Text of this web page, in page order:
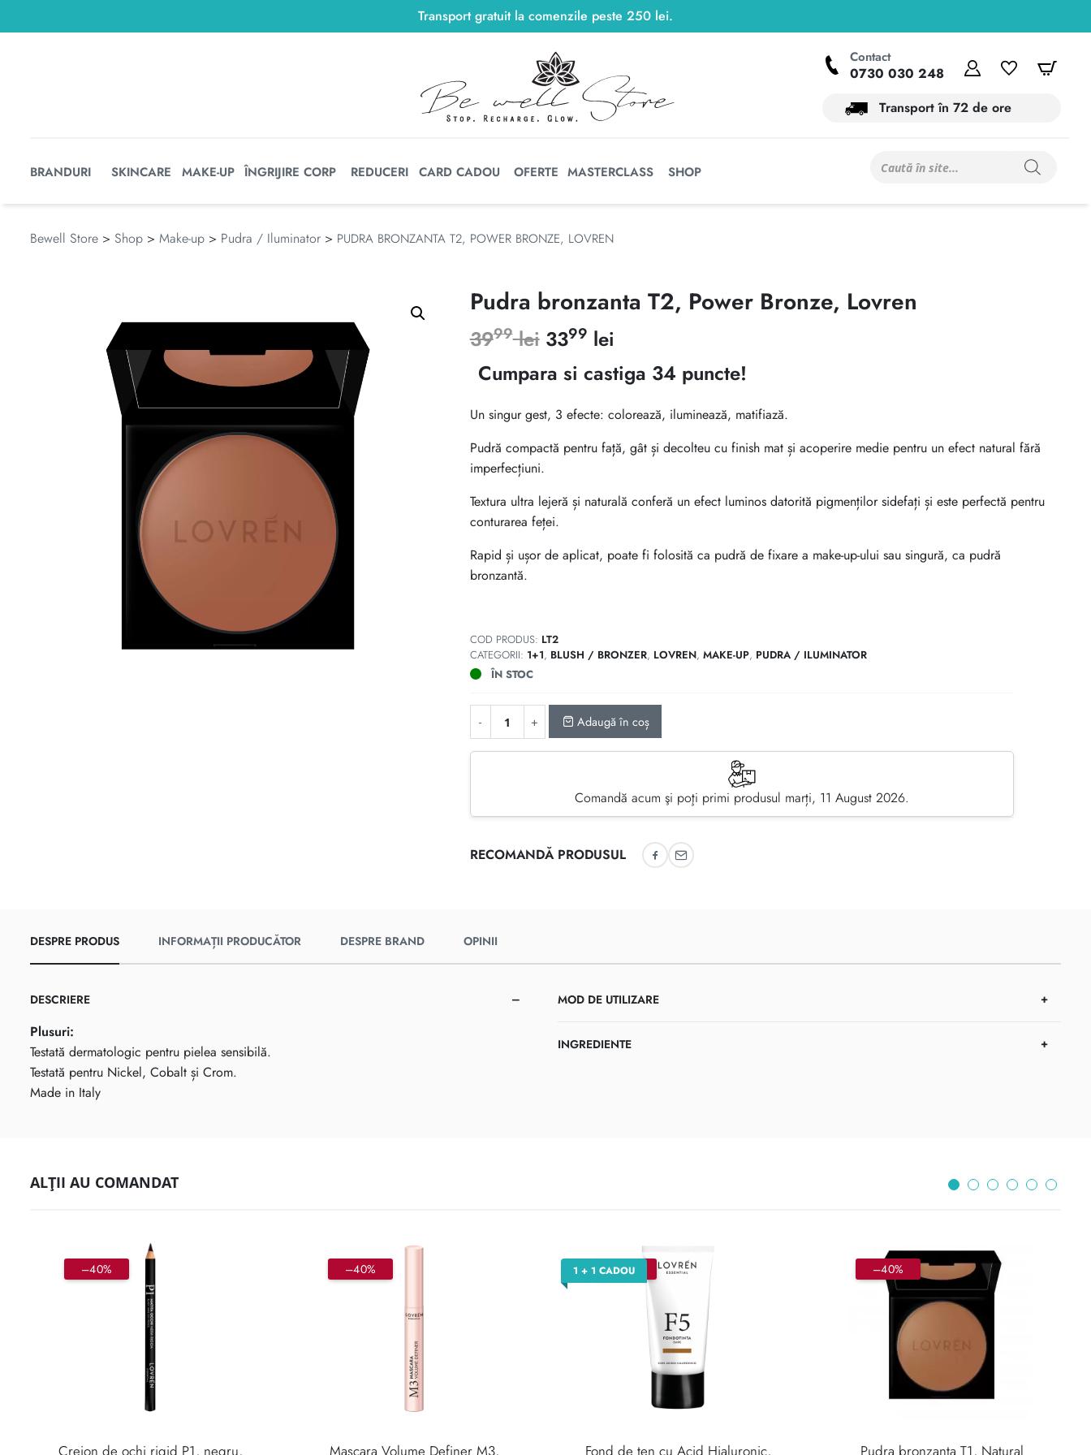
Transport gratuit la comenzile peste 250 lei.
250 lei
Contact
0730 030 248
Contul meuWishlist
Transport în 72 de ore
BRANDURI SKINCARE MAKE-UP ÎNGRIJIRE CORP REDUCERI CARD CADOU OFERTE MASTERCLASS SHOP
Products
Bewell Store > Shop > Make-up > Pudra / Iluminator > PUDRA BRONZANTA T2, POWER BRONZE, LOVREN
Pudra bronzanta T2, Power Bronze, Lovren
3999 lei Prețul
inițial
fost:
3999 lei.
3399 lei
curent
3399 lei.
Cumpara si castiga 34 puncte!
Un singur gest, 3 efecte: colorează, iluminează, matifiază.
Pudră compactă pentru față, gât și decolteu cu finish mat și acoperire medie pentru un efect natural fără
imperfecțiuni.
Textura ultra lejeră și naturală conferă un efect luminos datorită pigmenților sidefați și este perfectă pentru
conturarea feței.
Rapid și ușor de aplicat, poate fi folosită ca pudră de fixare a make-up-ului sau singură, ca pudră
bronzantă.
COD PRODUS: LT2
CATEGORII: 1+1, BLUSH / BRONZER, LOVREN, MAKE-UP, PUDRA / ILUMINATOR
ÎN STOC
Adaugă în coș
Comandă acum şi poţi primi produsul marți, 11 August 2026.
RECOMANDĂ PRODUSUL
Recomandă pe Facebook
Recomandă prin email
DESPRE PRODUS INFORMAȚII PRODUCĂTOR DESPRE BRAND OPINII
DESCRIERE
Plusuri:
Testată dermatologic pentru pielea sensibilă.
Testată pentru Nickel, Cobalt și Crom.
Made in Italy
MOD DE UTILIZARE
INGREDIENTE
ALȚII AU COMANDAT
–40%
Creion de ochi rigid P1, negru,
–40%
Mascara Volume Definer M3,
–30%
1 + 1 CADOU
Fond de ten cu Acid Hialuronic,
–40%
Pudra bronzanta T1, Natural